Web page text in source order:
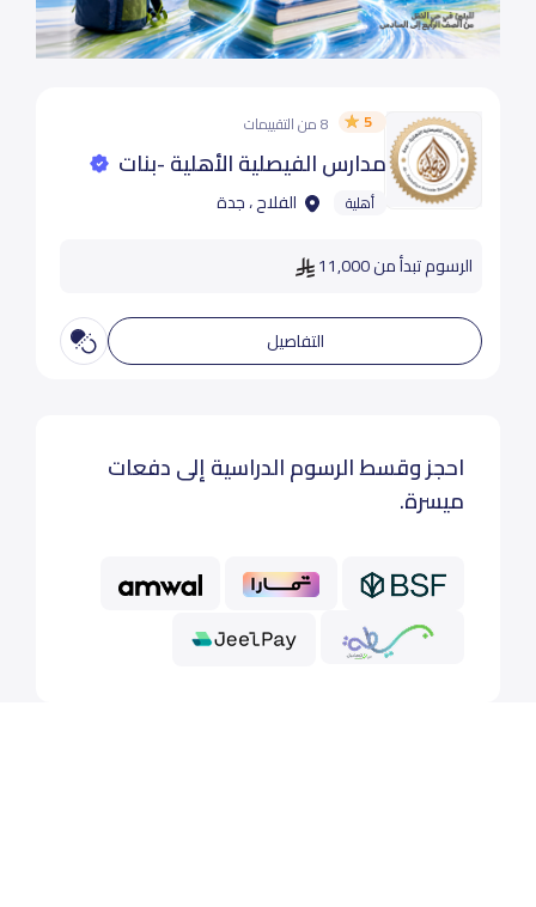
5 8 من التقييمات
مدارس الفيصلية الأهلية -بنات
أهلية الفلاح ، جدة
الرسوم تبدأ من 11,000
التفاصيل
احجز وقسط الرسوم الدراسية إلى دفعات
ميسرة.